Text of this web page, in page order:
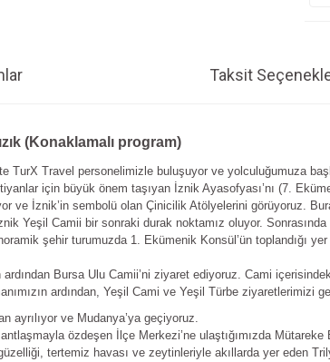
Taksit
(Konaklamalı program)
TurX Travel personelimizle buluşuyor ve yolculuğumuza
için büyük önem taşıyan İznik Ayasofyası’nı (7.
İznik’in sembolü olan Çinicilik Atölyelerini görüyoruz.
Yeşil Camii bir sonraki durak noktamız oluyor.
şehir turumuzda 1. Ekümenik Konsül’ün toplandığı
Bursa Ulu Camii’ni ziyaret ediyoruz. Cami
ardından, Yeşil Cami ve Yeşil Türbe ziyaretlerimizi
ayrılıyor ve Mudanya’ya geçiyoruz.
antlaşmayla özdeşen İlçe Merkezi’ne ulaştığımızda
tertemiz havası ve zeytinleriyle akıllarda yer eden